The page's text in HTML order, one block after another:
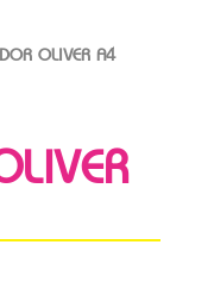
OLIVER A4